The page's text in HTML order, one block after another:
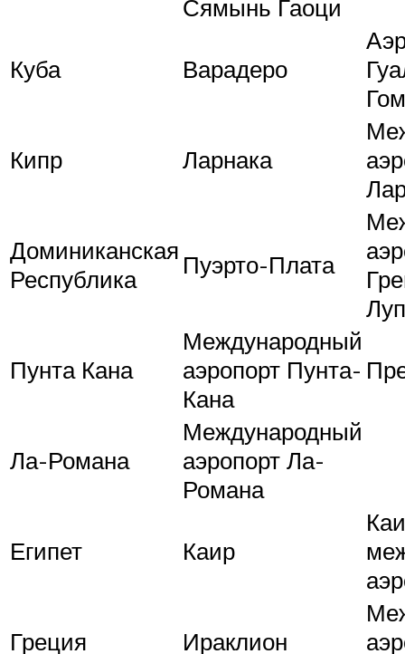
Сямынь Гаоци
Куба Варадеро
Кипр Ларнака
Доминиканская
Республика
Пуэрто-Плата
Пунта Кана
Международный
аэропорт Пунта-
Кана
Ла-Романа
Международный
аэропорт Ла-
Романа
Египет Каир
Греция Ираклион